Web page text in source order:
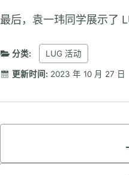
最后，袁一玮同学展示了
分类: LUG 活动
更新时间: 2023 年 10 月 27 日